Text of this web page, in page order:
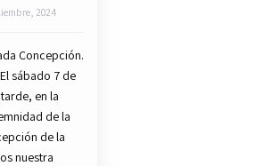
2024
Concepción.
sábado 7 de
en la
de la
de la
nuestra